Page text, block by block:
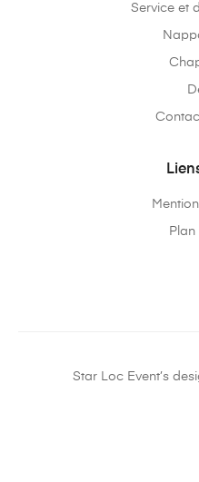
Service et
Plan
Star Loc Event’s